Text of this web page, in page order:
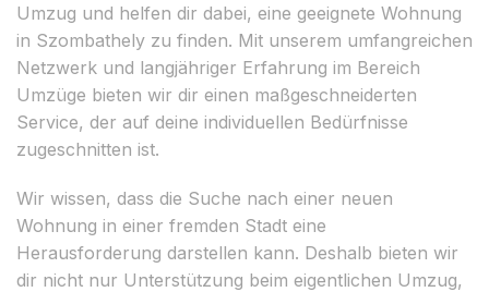
Umzug und helfen dir dabei, eine geeignete Wohnung
in Szombathely zu finden. Mit unserem umfangreichen
Netzwerk und langjähriger Erfahrung im Bereich
Umzüge bieten wir dir einen maßgeschneiderten
Service, der auf deine individuellen Bedürfnisse
zugeschnitten ist.
Wir wissen, dass die Suche nach einer neuen
Wohnung in einer fremden Stadt eine
Herausforderung darstellen kann. Deshalb bieten wir
dir nicht nur Unterstützung beim eigentlichen Umzug,